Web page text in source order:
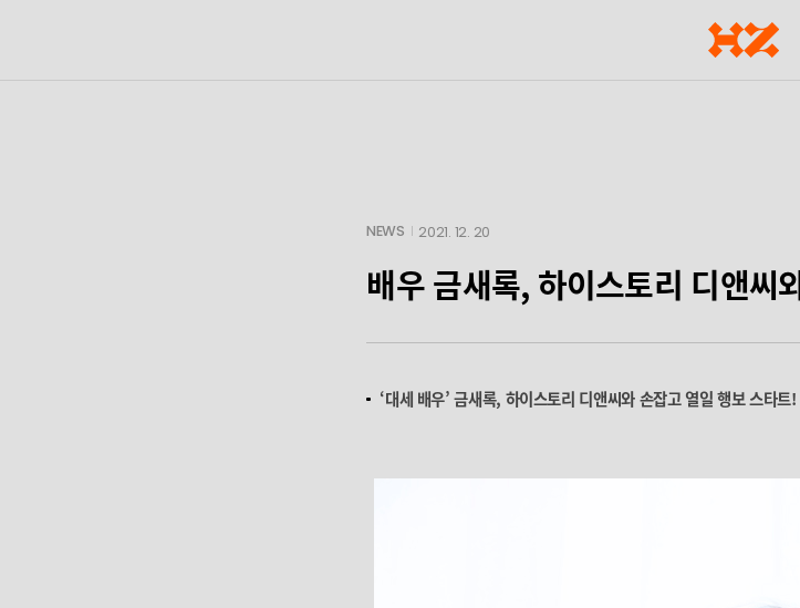
NEWS 2021. 12. 20
배우 금새록, 하이스토리 디앤씨
‘대세 배우’ 금새록, 하이스토리 디앤씨와 손잡고 열일 행보 스타트!